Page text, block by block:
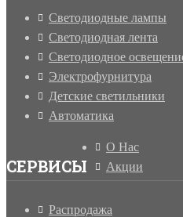
Светодиодные лампы
Светодиодная лента
Светодиодное
Электрофурнитура
Детские светильники
Автоматика
СЕРВИСЫ
О Нас
Акции
Распродажа